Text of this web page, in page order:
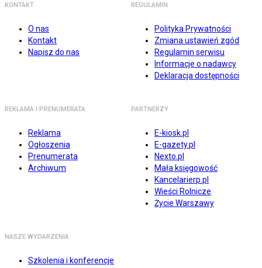
KONTAKT
O nas
Kontakt
Napisz do nas
REGULAMIN
Polityka Prywatności
Zmiana ustawień zgód
Regulamin serwisu
Informacje o nadawcy
Deklaracja dostępności
REKLAMA I PRENUMERATA
Reklama
Ogłoszenia
Prenumerata
Archiwum
PARTNERZY
E-kiosk.pl
E-gazety.pl
Nexto.pl
Mała księgowość
Kancelarierp.pl
Wieści Rolnicze
Życie Warszawy
NASZE WYDARZENIA
Szkolenia i konferencje